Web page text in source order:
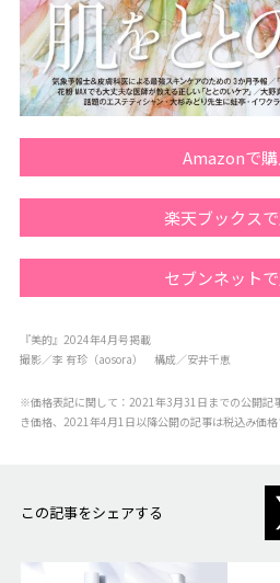
Amazonで購
楽天ブックス
セブンネット
『美的』2024年4月号掲載
撮影／李 有珍（aosora） 構成／安井千恵
※価格表記に関して：2021年3月31日までの公開記
き価格、2021年4月1日以降公開の記事は税込み価格
この記事をシェアする